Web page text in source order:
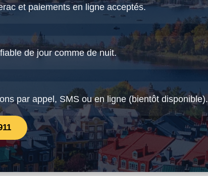
et paiements en ligne acceptés.
de jour comme de nuit.
par appel, SMS ou en ligne (bientôt disponible).